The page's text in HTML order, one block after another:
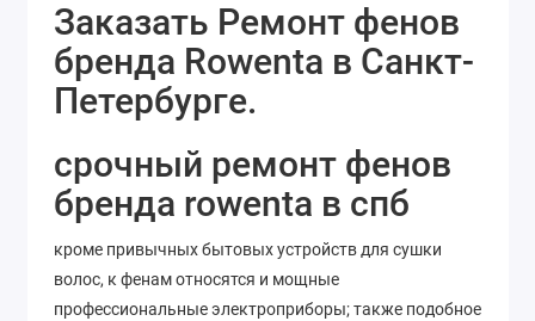
Заказать Ремонт фенов
бренда Rowenta в Санкт-
Петербурге.
срочный ремонт фенов
бренда rowenta в спб
кроме привычных бытовых устройств для сушки
волос, к фенам относятся и мощные
профессиональные электроприборы; также подобное